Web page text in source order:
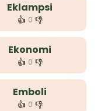
Eklampsi
👍 0 👎
Ekonomi
👍 0 👎
Emboli
👍 0 👎